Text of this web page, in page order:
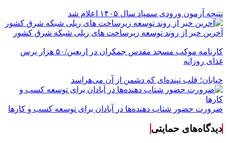
نتیجه آزمون ورودی سمپاد سال ۱۴۰۵ اعلام شد
آخرین خبر از روند توسعه زیرساخت های ریلی شبکه شرق کشور
کارنامه موکب مسجد مقدس جمکران در اربعین/۵۰ هزار پرس
غذای روزانه
خیابان؛ قلب تپنده‌ای که دشمن از آن می‌هراسد
ضرورت حضور شتاب ‌دهنده‌ها در آبادان برای توسعه کسب‌ و کارها
دیدگاه‌های حمایتی